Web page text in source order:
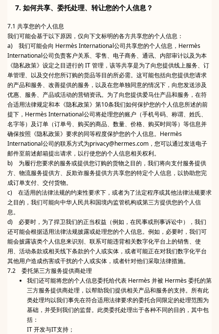
7. 如何共享、委托处理、转让您的个人信息？
7.1 共享您的个人信息
我们可能会基于以下原因，仅向下文标明的各方共享您的个人信息：
a) 我们可能会向 Hermès International公司共享您的个人信息，Hermès
International公司负责客户关系、零售、电子商务、通讯、内部审计以及为本
《隐私政策》设定之目进行的 IT 管理，该等共享是为了向您提供线上服务、订
单管理、以及交付您所订购的货品等目的所必需。这可能包括向您提供您请求
的产品和服务、改善提供的服务，以及在您单独同意的情况下，向您发送涉及
优惠、服务、产品或活动的营销资讯。为了向您提供爱马仕产品和服务，在符
合适用法律规定和本《隐私政策》第10条我们如何保护您的个人信息所述的前
提下，Hermès International公司将处理您的账户（手机号码、称谓、姓氏、
名字等）及订单（订单号、购买的商品、数量、价格、购买时间等）等信息并
确保按照《隐私政策》要求的同等程度保护您的个人信息。Hermès
International公司的联系方式为privacy@hermes.com，您可以通过发送电子
邮件至前述邮箱提出请求，以行使您的个人信息相关权利。
b) 为履行您要求的服务或提供您订购的货物之目的，我们将向支付服务提供
方、物流服务提供方、反欺诈服务提供方共享您的特定个人信息，以协助您完
成订单支付、交付货物。
c) 在适用的法律法规的约束性要求下，或者为了法定程序或其他法律法规要求
之目的，我们可能向中华人民共和国境内监管机构或第三方提供您的个人信
息。
d) 必要时，为了捍卫我们的正当权益（例如，在民事或刑事诉讼中），我们
还可能会根据适用法律法规披露或处理您的个人信息。例如，必要时，我们可
能会披露该类个人信息来识别、联系可能违背相关数字化平台上的销售、使
用、活动条款或相关线下条款的个人或实体，或者可能正在对我们数字化平台
其他用户造成伤害或干扰的个人或实体，或者针对他们采取法律措施。
7.2 委托第三方服务提供商处理
我们还可能将您的个人信息委托给代表 Hermès 并被 Hermès 委托的第
三方服务提供商处理，以帮助我们提供相关产品和服务的支持。所有此
类处理均以我们事先在符合适用法律要求的委托合同限定的处理范围为
基础，并受到我们的监督。此类委托处理出于各种不同的目的，其中包
括：
IT 开发与IT支持；